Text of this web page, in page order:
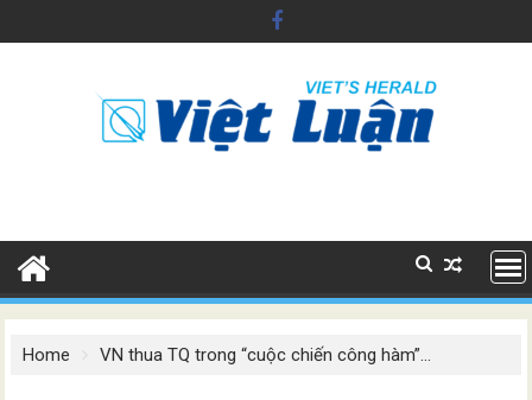
to
Home VN thua TQ trong “cuộc chiến công hàm”…